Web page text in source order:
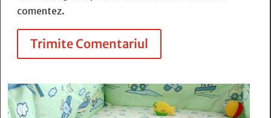
comentez.
Trimite Comentariul